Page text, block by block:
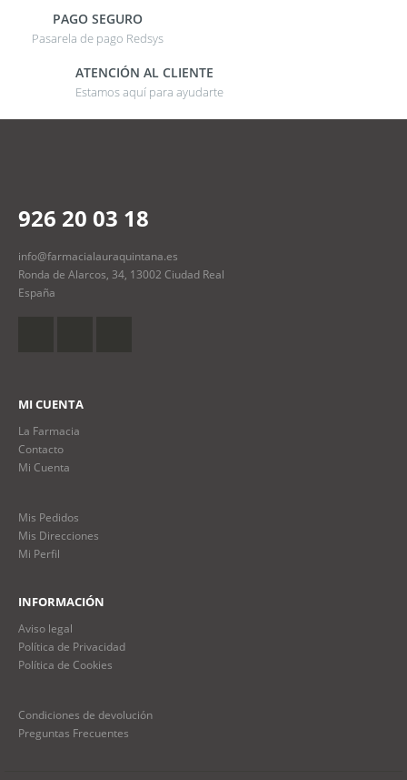
PAGO SEGURO
Pasarela de pago Redsys
ATENCIÓN AL CLIENTE
Estamos aquí para ayudarte
926 20 03 18
info@farmacialauraquintana.es
Ronda de Alarcos, 34, 13002 Ciudad Real
España
MI CUENTA
La Farmacia
Contacto
Mi Cuenta
Mis Pedidos
Mis Direcciones
Mi Perfil
INFORMACIÓN
Aviso legal
Política de Privacidad
Política de Cookies
Condiciones de devolución
Preguntas Frecuentes